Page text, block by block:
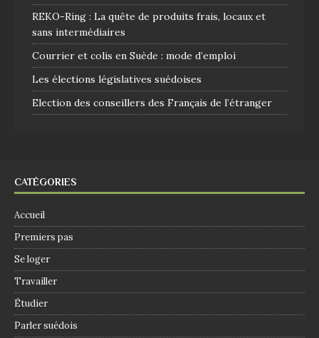
REKO-Ring : La quête de produits frais, locaux et
sans intermédiaires
Courrier et colis en Suède : mode d’emploi
Les élections législatives suédoises
Election des conseillers des Français de l’étranger
CATÉGORIES
Accueil
Premiers pas
Se loger
Travailler
Étudier
Parler suédois